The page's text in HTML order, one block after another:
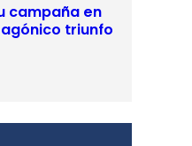
campaña en
triunfo